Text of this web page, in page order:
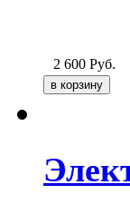
2 600 Руб.